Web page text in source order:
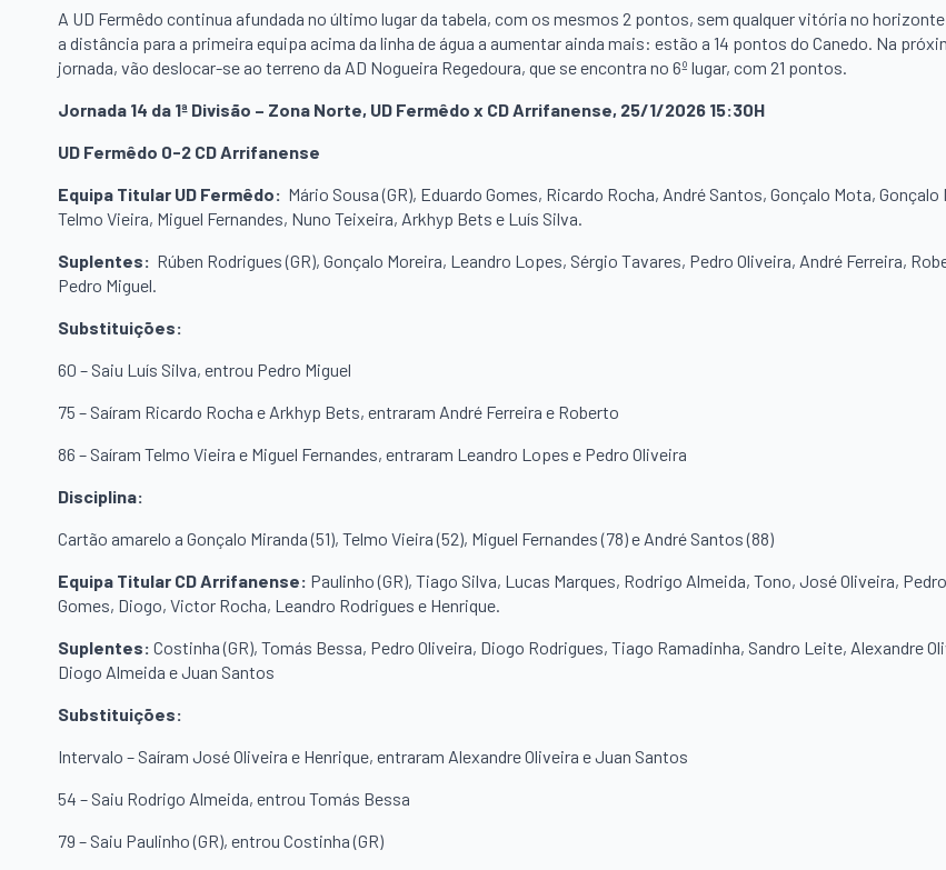
A UD Fermêdo continua afundada no último lugar da tabela, com os mesmos 2 pontos, sem qualquer vitória no
a distância para a primeira equipa acima da linha de água a aumentar ainda mais: estão a 14 pontos do Canedo. Na
jornada, vão deslocar-se ao terreno da AD Nogueira Regedoura, que se encontra no 6º lugar, com 21 pontos.
Jornada 14 da 1ª Divisão – Zona Norte, UD Fermêdo x CD Arrifanense, 25/1/2026 15:30H
UD Fermêdo 0-2 CD Arrifanense
Equipa Titular UD Fermêdo: Mário Sousa (GR), Eduardo Gomes, Ricardo Rocha, André Santos, Gonçalo Mota, Gonçalo
Telmo Vieira, Miguel Fernandes, Nuno Teixeira, Arkhyp Bets e Luís Silva.
Suplentes: Rúben Rodrigues (GR), Gonçalo Moreira, Leandro Lopes, Sérgio Tavares, Pedro Oliveira, André Ferreira,
Pedro Miguel.
Substituições:
60 – Saiu Luís Silva, entrou Pedro Miguel
75 – Saíram Ricardo Rocha e Arkhyp Bets, entraram André Ferreira e Roberto
86 – Saíram Telmo Vieira e Miguel Fernandes, entraram Leandro Lopes e Pedro Oliveira
Disciplina:
Cartão amarelo a Gonçalo Miranda (51), Telmo Vieira (52), Miguel Fernandes (78) e André Santos (88)
Equipa Titular CD Arrifanense: Paulinho (GR), Tiago Silva, Lucas Marques, Rodrigo Almeida, Tono, José Oliveira, Pedro
Gomes, Diogo, Victor Rocha, Leandro Rodrigues e Henrique.
Suplentes: Costinha (GR), Tomás Bessa, Pedro Oliveira, Diogo Rodrigues, Tiago Ramadinha, Sandro Leite, Alexandre
Diogo Almeida e Juan Santos
Substituições:
Intervalo – Saíram José Oliveira e Henrique, entraram Alexandre Oliveira e Juan Santos
54 – Saiu Rodrigo Almeida, entrou Tomás Bessa
79 – Saiu Paulinho (GR), entrou Costinha (GR)